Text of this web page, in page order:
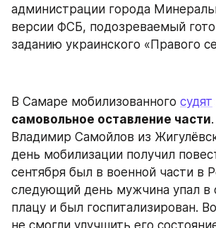
администрации города
версии ФСБ, подозреваемый
заданию украинского «Правого
В Самаре мобилизованного судят
самовольное оставление части
Владимир Самойлов из
день мобилизации получил
сентября был в военной части в
следующий день мужчина упал в
плацу и был госпитализирован.
не смогли улучшить его